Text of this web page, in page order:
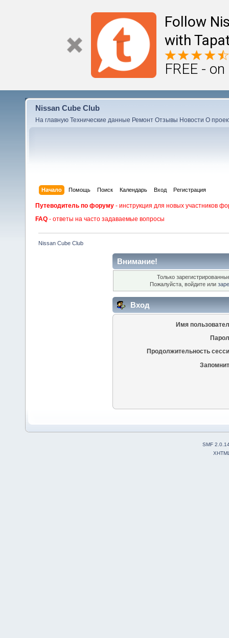
Follow
with
FREE -
Nissan Cube Club
На главную Технические данные Ремонт Отзывы Новости О
Начало Помощь Поиск Календарь Вход Регистрация
Путеводитель по форуму - инструкция для новых участников
FAQ - ответы на часто задаваемые вопросы
Nissan Cube Club
Внимание!
Только
Пожалуйста, войдите или
Вход
Имя
Продолжительность
SMF